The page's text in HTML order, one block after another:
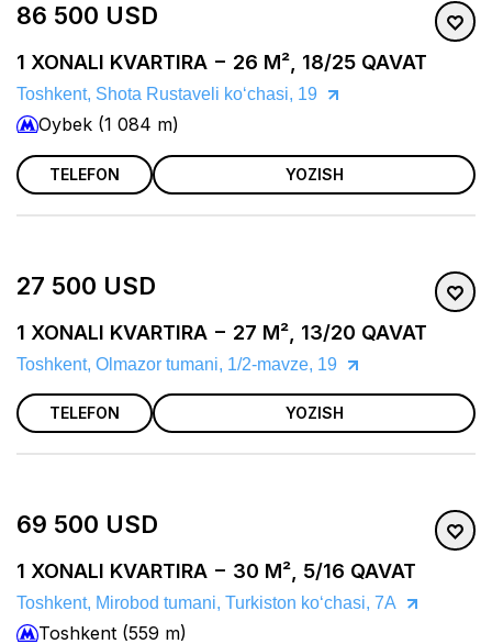
86 500 USD
1 XONALI KVARTIRA − 26 M², 18/25 QAVAT
Toshkent, Shota Rustaveli koʻchasi, 19
Oybek (1 084 m)
TELEFON YOZISH
27 500 USD
1 XONALI KVARTIRA − 27 M², 13/20 QAVAT
Toshkent, Olmazor tumani, 1/2-mavze, 19
TELEFON YOZISH
69 500 USD
1 XONALI KVARTIRA − 30 M², 5/16 QAVAT
Toshkent, Mirobod tumani, Turkiston koʻchasi, 7A
Toshkent (559 m)